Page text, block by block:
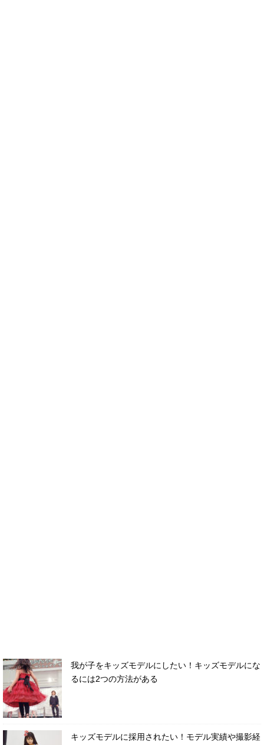
我が子をキッズモデルにしたい！キッズモデルにな
るには2つの方法がある
キッズモデルに採用されたい！モデル実績や撮影経